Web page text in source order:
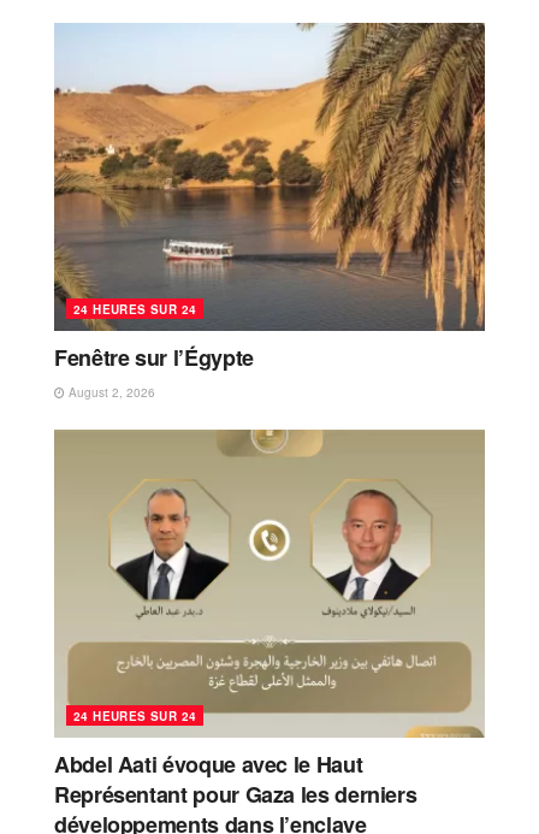
24 HEURES SUR 24
Fenêtre sur l’Égypte
August 2, 2026
24 HEURES SUR 24
Abdel Aati évoque avec le Haut
Représentant pour Gaza les derniers
développements dans l’enclave